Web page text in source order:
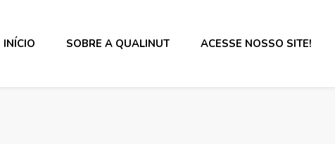
INÍCIO SOBRE A QUALINUT ACESSE NOSSO SITE!